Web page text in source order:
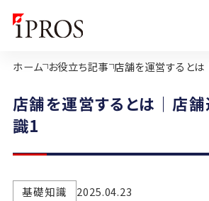
ホーム お役立ち記事 店舗を運営すると
店舗を運営するとは｜店
識1
基礎知識 2025.04.23